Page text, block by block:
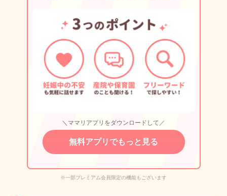
＼ママリアプリをダウンロードして／
無料アプリでもっと見る
※一部プレミアム会員限定の機能もございます